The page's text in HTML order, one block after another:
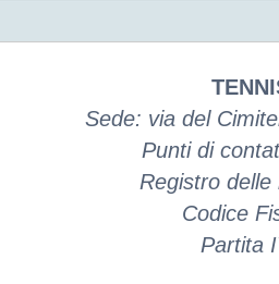
Sede: via del
Punti di
Registro
Codice
Partita